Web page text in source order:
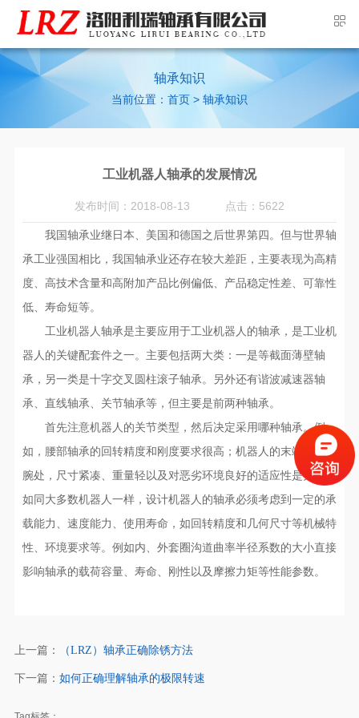
轴承知识
当前位置： 首页 > 轴承知识
工业机器人轴承的发展情况
发布时间：2018-08-13 点击：5622
我国轴承业继日本、美国和德国之后世界第四。但与世界轴
承工业强国相比，我国轴承业还存在较大差距，主要表现为高精
度、高技术含量和高附加产品比例偏低、产品稳定性差、可靠性
低、寿命短等。
工业机器人轴承是主要应用于工业机器人的轴承，是工业机
器人的关键配套件之一。主要包括两大类：一是等截面薄壁轴
承，另一类是十字交叉圆柱滚子轴承。另外还有谐波减速器轴
承、直线轴承、关节轴承等，但主要是前两种轴承。
首先注意机器人的关节类型，然后决定采用哪种轴承。例
如，腰部轴承的回转精度和刚度要求很高；机器人的末端如肘和
腕处，尺寸紧凑、重量轻以及对恶劣环境良好的适应性是关键。
如同大多数机器人一样，设计机器人的轴承必须考虑到一定的承
载能力、速度能力、使用寿命，如回转精度和几何尺寸等机械特
性、环境要求等。例如内、外套圈沟道曲率半径系数的大小直接
影响轴承的载荷容量、寿命、刚性以及摩擦力矩等性能参数。
上一篇： （LRZ）轴承正确除锈方法
下一篇： 如何正确理解轴承的极限转速